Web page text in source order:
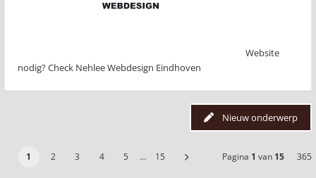
Website
nodig? Check Nehlee Webdesign Eindhoven
Nieuw onderwerp
1 2 3 4 5 … 15 Pagina 1 van 15 365